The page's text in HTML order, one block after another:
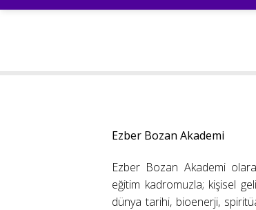
Ezber Bozan Akademi
Ezber Bozan Akademi
eğitim kadromuzla; kişisel
dünya tarihi, bioenerji,